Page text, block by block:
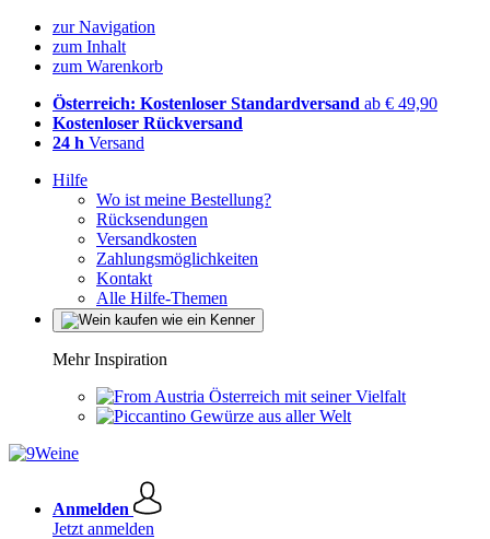
zur Navigation
zum Inhalt
zum Warenkorb
Österreich: Kostenloser Standardversand ab € 49,90
Kostenloser Rückversand
24 h Versand
Hilfe
Wo ist meine Bestellung?
Rücksendungen
Versandkosten
Zahlungsmöglichkeiten
Kontakt
Alle Hilfe-Themen
Mehr Inspiration
Österreich mit seiner Vielfalt
Gewürze aus aller Welt
Anmelden
Jetzt anmelden